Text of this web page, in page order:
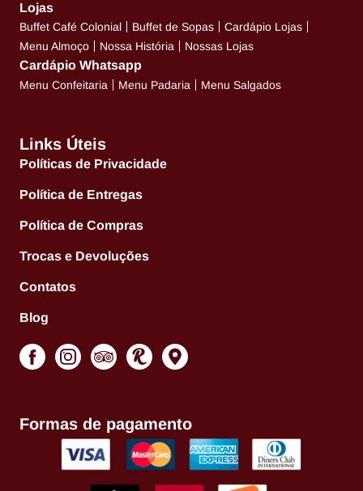
Lojas
Buffet Café Colonial Buffet de Sopas
Cardápio Lojas
Menu Almoço
Nossa História Nossas Lojas
Cardápio Whatsapp
Menu Confeitaria Menu Padaria Menu Salgados
Links Úteis
Políticas de Privacidade
Política de Entregas
Política de Compras
Trocas e Devoluções
Contatos
Blog
Formas de pagamento